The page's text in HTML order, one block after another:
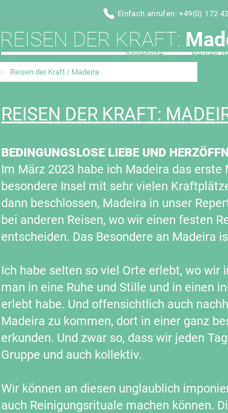
Angebote Reisen
Einfach anrufen: +49(0) 172
> Reisen der Kraft / Madeira
REISEN DER KRAFT:
REISEN DER KRAFT:
BEDINGUNGSLOSE LIEBE UND
Im März 2023 habe ich Madeira das
besondere Insel mit sehr vielen
dann beschlossen, Madeira in unser
bei anderen Reisen, wo wir einen festen
entscheiden. Das Besondere an Madeira
Ich habe selten so viel Orte erlebt, wo
man in eine Ruhe und Stille und in einen
erlebt habe. Und offensichtlich auch
Madeira zu kommen, dort in einer ganz
erkunden. Und zwar so, dass wir jeden
Gruppe und auch kollektiv.
Wir können an diesen unglaublich
auch Reinigungsrituale machen können.